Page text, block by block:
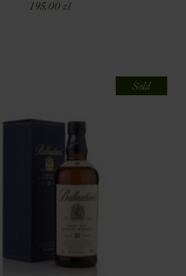
195,00zł
Sold